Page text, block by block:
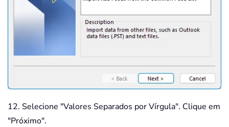
12. Selecione "Valores Separados por Vírgula". Clique em
"Próximo".